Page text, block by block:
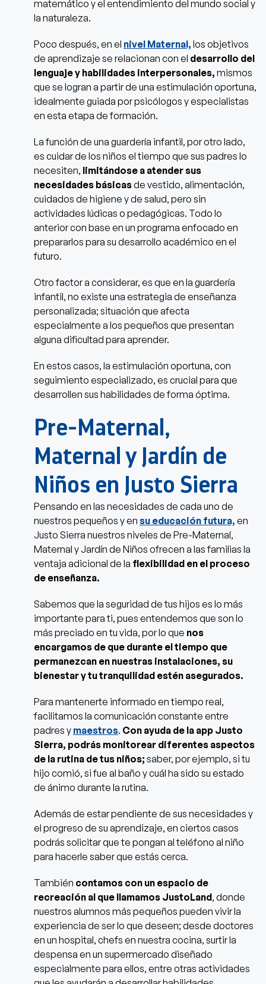
matemático y el entendimiento del mundo social y
la naturaleza.
Poco después, en el nivel Maternal, los objetivos
de aprendizaje se relacionan con el desarrollo del
lenguaje y habilidades interpersonales, mismos
que se logran a partir de una estimulación oportuna,
idealmente guiada por psicólogos y especialistas
en esta etapa de formación.
La función de una guardería infantil, por otro lado,
es cuidar de los niños el tiempo que sus padres lo
necesiten, limitándose a atender sus
necesidades básicasde vestido, alimentación,
cuidados de higiene y de salud, pero sin
actividades lúdicas o pedagógicas. Todo lo
anterior con base en un programa enfocado en
prepararlos para su desarrollo académico en el
futuro.
Otro factor a considerar, es que en la guardería
infantil, no existe una estrategia de enseñanza
personalizada; situación que afecta
especialmente a los pequeños que presentan
alguna dificultad para aprender.
En estos casos, la estimulación oportuna, con
seguimiento especializado, es crucial para que
desarrollen sus habilidades de forma óptima.
Pre-Maternal,
Maternal y Jardín de
Niños en Justo Sierra
Pensando en las necesidades de cada uno de
nuestros pequeños y en su educación futura, en
Justo Sierra nuestros niveles de Pre-Maternal,
Maternal y Jardín de Niños ofrecen a las familias la
ventaja adicional de la flexibilidad en el proceso
de enseñanza.
Sabemos que la seguridad de tus hijos es lo más
importante para ti, pues entendemos que son lo
más preciado en tu vida, por lo que nos
encargamos de que durante el tiempo que
permanezcan en nuestras instalaciones, su
bienestar y tu tranquilidad estén asegurados.
Para mantenerte informado en tiempo real,
facilitamos la comunicación constante entre
padres y maestros. Con ayuda de la app Justo
Sierra, podrás monitorear diferentes aspectos
de la rutina de tus niños; saber, por ejemplo, si tu
hijo comió, si fue al baño y cuál ha sido su estado
de ánimo durante la rutina.
Además de estar pendiente de sus necesidades y
el progreso de su aprendizaje, en ciertos casos
podrás solicitar que te pongan al teléfono al niño
para hacerle saber que estás cerca.
También contamos con un espacio de
recreación al que llamamos JustoLand, donde
nuestros alumnos más pequeños pueden vivir la
experiencia de ser lo que deseen; desde doctores
en un hospital, chefs en nuestra cocina, surtir la
despensa en un supermercado diseñado
especialmente para ellos, entre otras actividades